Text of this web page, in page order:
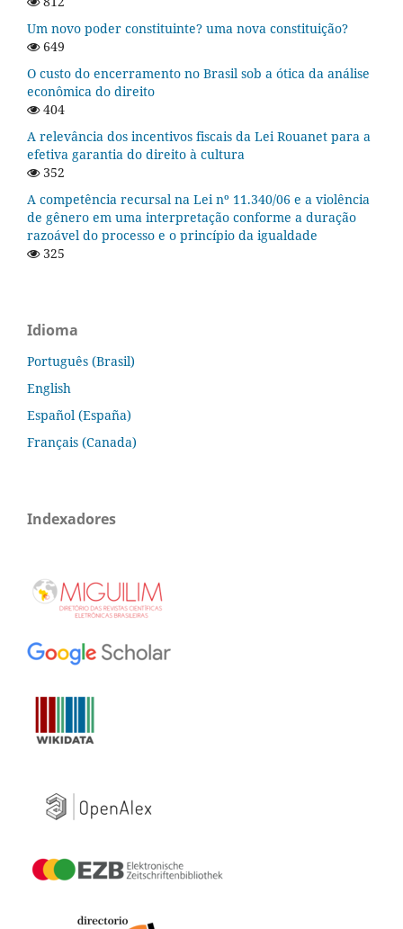
Um novo poder constituinte? uma nova constituição?
649
O custo do encerramento no Brasil sob a ótica da análise
econômica do direito
404
A relevância dos incentivos fiscais da Lei Rouanet para a
efetiva garantia do direito à cultura
352
A competência recursal na Lei nº 11.340/06 e a violência
de gênero em uma interpretação conforme a duração
razoável do processo e o princípio da igualdade
325
Idioma
Português (Brasil)
English
Español (España)
Français (Canada)
Indexadores